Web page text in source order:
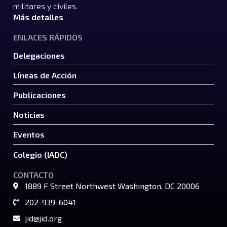
militares y civiles.
Más detalles
ENLACES RÁPIDOS
Delegaciones
Líneas de Acción
Publicaciones
Noticias
Eventos
Colegio (IADC)
CONTACTO
1889 F Street Northwest Washington, DC 20006
202-939-6041
jid@jid.org